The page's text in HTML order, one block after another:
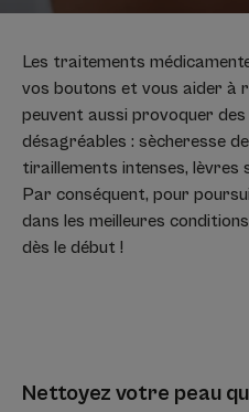
Les traitements
vos boutons et vous aider à
peuvent aussi provoquer
désagréables : sècheresse
tiraillements intenses, lèvres
Par conséquent, pour
dans les meilleures
dès le début !
Nettoyez votre peau